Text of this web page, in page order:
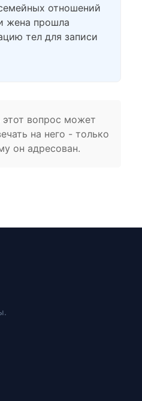
отношений
жена прошла
тел для записи
вопрос может
на него - только
он адресован.